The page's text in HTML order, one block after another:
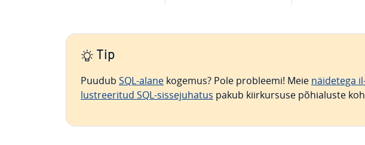
Tip
Puudub SQL-alane kogemus? Pole probleemi! Meie näidetega
lust­ree­ri­tud SQL-sis­se­ju­ha­tus pakub kiir­kur­suse põ­hi­aluste